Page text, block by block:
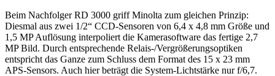
Beim Nachfolger RD 3000 griff Minolta zum gleichen Prinzip:
Diesmal aus zwei 1/2“ CCD-Sensoren von 6,4 x 4,8 mm Größe und
1,5 MP Auflösung interpoliert die Kamerasoftware das fertige 2,7
MP Bild. Durch entsprechende Relais-/Vergrößerungsoptiken
entspricht das Ganze zum Schluss dem Format des 15 x 23 mm
APS-Sensors. Auch hier beträgt die System-Lichtstärke nur f/6,7.